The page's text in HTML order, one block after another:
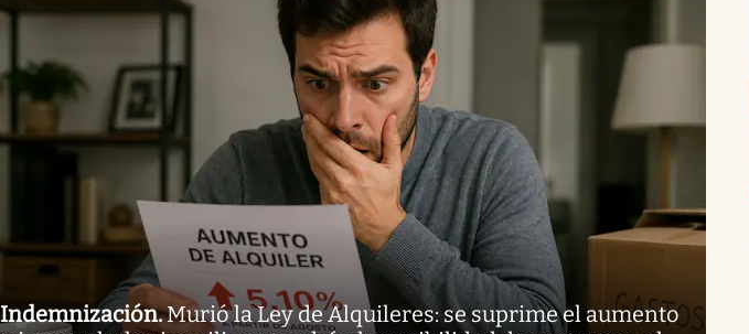
Indemnización.Murió la Ley de Alquileres: se suprime el aumento